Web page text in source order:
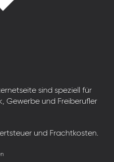
sind speziell für
Gewerbe und Freiberufler
und Frachtkosten.